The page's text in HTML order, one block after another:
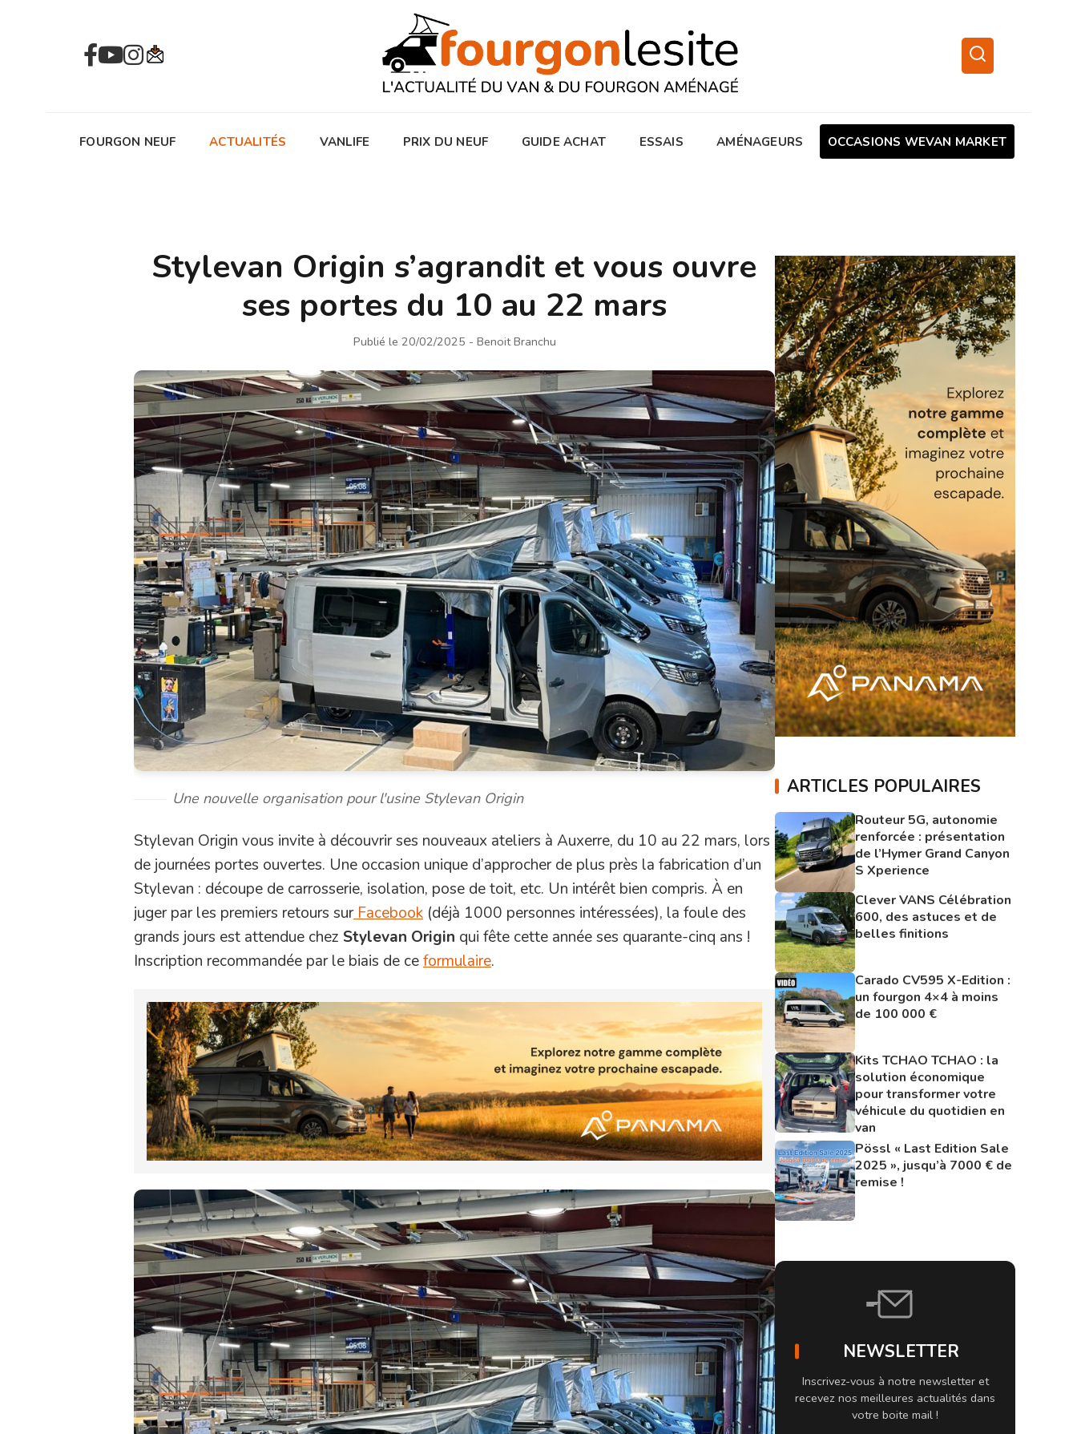
FOURGON NEUF ACTUALITÉS VANLIFE PRIX DU NEUF GUIDE ACHAT ESSAIS AMÉNAGEURS OCCASIONS WEVAN MARKET
Stylevan Origin s’agrandit et vous ouvre
ses portes du 10 au 22 mars
Publié le 20/02/2025 - Benoit Branchu
Une nouvelle organisation pour l'usine Stylevan Origin
Stylevan Origin vous invite à découvrir ses nouveaux ateliers à Auxerre, du 10 au 22 mars, lors
de journées portes ouvertes. Une occasion unique d’approcher de plus près la fabrication d’un
Stylevan : découpe de carrosserie, isolation, pose de toit, etc. Un intérêt bien compris. À en
juger par les premiers retours surFacebook (déjà 1000 personnes intéressées), la foule des
grands jours est attendue chez Stylevan Origin qui fête cette année ses quarante-cinq ans !
Inscription recommandée par le biais de ceformulaire.
ARTICLES POPULAIRES
Routeur 5G, autonomie
renforcée : présentation
de l’Hymer Grand Canyon
S Xperience
Clever VANS Célébration
600, des astuces et de
belles finitions
Carado CV595 X-Edition :
un fourgon 4×4 à moins
de 100 000 €
Kits TCHAO TCHAO : la
solution économique
pour transformer votre
véhicule du quotidien en
van
Pössl « Last Edition Sale
2025 », jusqu’à 7000 € de
remise !
NEWSLETTER
Inscrivez-vous à notre newsletter et
recevez nos meilleures actualités dans
votre boite mail !